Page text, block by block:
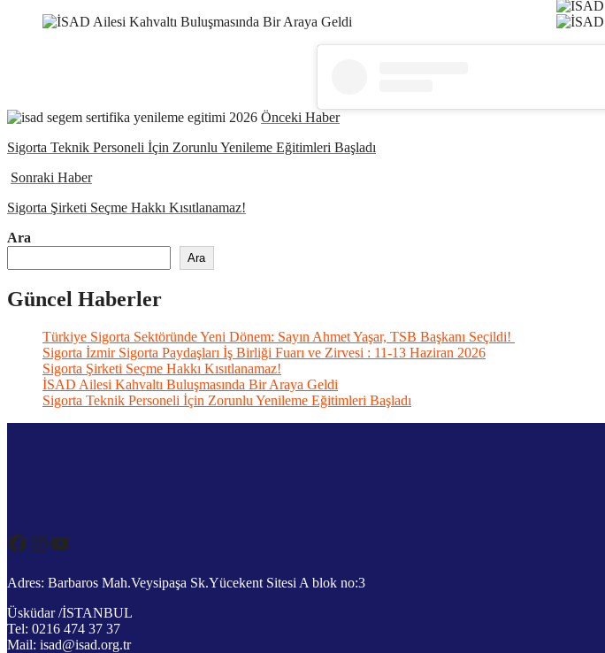
Önceki Haber
Sigorta Teknik Personeli İçin Zorunlu Yenileme Eğitimleri Başladı
Sonraki Haber
Sigorta Şirketi Seçme Hakkı Kısıtlanamaz!
Ara
Ara
Güncel Haberler
Türkiye Sigorta Sektöründe Yeni Dönem: Sayın Ahmet Yaşar, TSB Başkanı Seçildi!
Sigorta İzmir Sigorta Paydaşları İş Birliği Fuarı ve Zirvesi : 11-13 Haziran 2026
Sigorta Şirketi Seçme Hakkı Kısıtlanamaz!
İSAD Ailesi Kahvaltı Buluşmasında Bir Araya Geldi
Sigorta Teknik Personeli İçin Zorunlu Yenileme Eğitimleri Başladı
Facebook
Instagram
YouTube
Adres: Barbaros Mah.Veysipaşa Sk.Yücekent Sitesi A blok no:3
Üsküdar /İSTANBUL
Tel: 0216 474 37 37
Mail: isad@isad.org.tr